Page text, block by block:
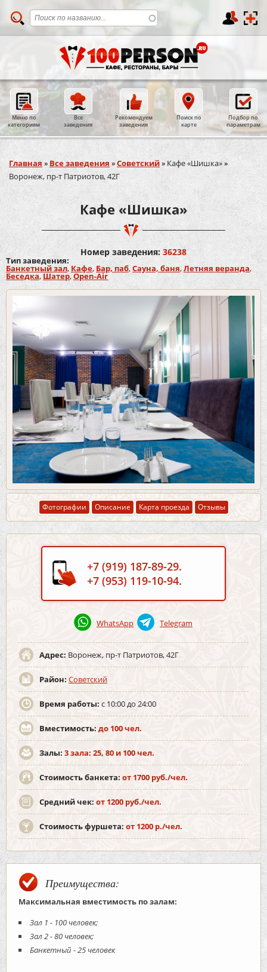
Меню по
категориям
Все
заведения
Рекомендуем
заведения
Поиск по
карте
Подбор по
параметрам
Вы здесь
Главная » Все заведения »Советский» Кафе «Шишка»»
Воронеж, пр-т Патриотов, 42Г
Кафе «Шишка»
Номер заведения: 36238
Тип заведения:
Банкетный зал, Кафе, Бар, паб,Сауна, баня,Летняя веранда,
Беседка,Шатер,Open-Air
Фотографии Описание Карта проезда Отзывы
+7 (919) 187-89-29.
+7 (953) 119-10-94.
WhatsApp Telegram
Адрес: Воронеж, пр-т Патриотов, 42Г
Район: Советский
Время работы: с 10:00 до 24:00
Вместимость: до 100 чел.
Залы: 3 зала: 25, 80 и 100 чел.
Стоимость банкета: от 1700 руб./чел.
Средний чек: от 1200 руб./чел.
Стоимость фуршета: от 1200 р./чел.
Преимущества:
Максимальная вместимость по залам:
Зал 1 - 100 человек;
Зал 2 - 80 человек;
Банкетный - 25 человек